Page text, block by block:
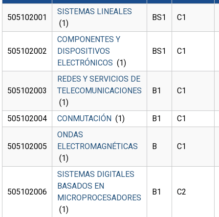
505102001
SISTEMAS LINEALES
(1)
BS1 C1
505102002
COMPONENTES Y
DISPOSITIVOS
ELECTRÓNICOS (1)
BS1 C1
505102003
REDES Y SERVICIOS DE
TELECOMUNICACIONES
(1)
B1 C1
505102004 CONMUTACIÓN (1) B1 C1
505102005
ONDAS
ELECTROMAGNÉTICAS
(1)
B C1
505102006
SISTEMAS DIGITALES
BASADOS EN
MICROPROCESADORES
(1)
B1 C2